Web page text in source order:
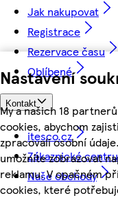
Nastavení
My a našich 18
cookies, abychom
zpracovali osobní
umožníte zobrazovat
reklamu. V opačném
cookies, které
Jak nakupovat
Registrace
Rezervace času
Oblíbené
Kontakt
itesco.cz
Zákaznické
Naše obchody